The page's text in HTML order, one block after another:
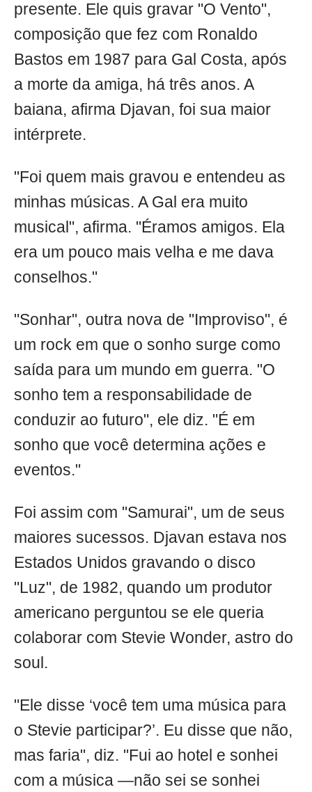
presente. Ele quis gravar "O Vento",
composição que fez com Ronaldo
Bastos em 1987 para Gal Costa, após
a morte da amiga, há três anos. A
baiana, afirma Djavan, foi sua maior
intérprete.
"Foi quem mais gravou e entendeu as
minhas músicas. A Gal era muito
musical", afirma. "Éramos amigos. Ela
era um pouco mais velha e me dava
conselhos."
"Sonhar", outra nova de "Improviso", é
um rock em que o sonho surge como
saída para um mundo em guerra. "O
sonho tem a responsabilidade de
conduzir ao futuro", ele diz. "É em
sonho que você determina ações e
eventos."
Foi assim com "Samurai", um de seus
maiores sucessos. Djavan estava nos
Estados Unidos gravando o disco
"Luz", de 1982, quando um produtor
americano perguntou se ele queria
colaborar com Stevie Wonder, astro do
soul.
"Ele disse ‘você tem uma música para
o Stevie participar?’. Eu disse que não,
mas faria", diz. "Fui ao hotel e sonhei
com a música —não sei se sonhei